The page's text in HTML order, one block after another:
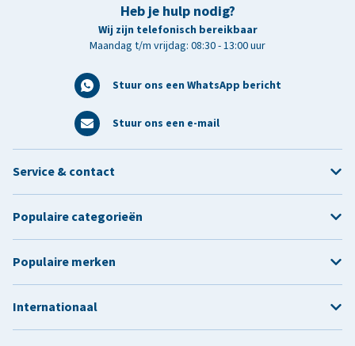
Heb je hulp nodig?
Wij zijn telefonisch bereikbaar
Maandag t/m vrijdag: 08:30 - 13:00 uur
Stuur ons een WhatsApp bericht
Stuur ons een e-mail
Service & contact
Populaire categorieën
Populaire merken
Internationaal